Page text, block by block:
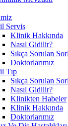
Servis
Klinik Hakkında
Nasıl Gidilir?
Sıkça Sorulan
Doktorlarımız
Tıp
Sıkça Sorulan
Nasıl Gidilir?
Klinikten Habeler
Klinik Hakkında
Doktorlarımız